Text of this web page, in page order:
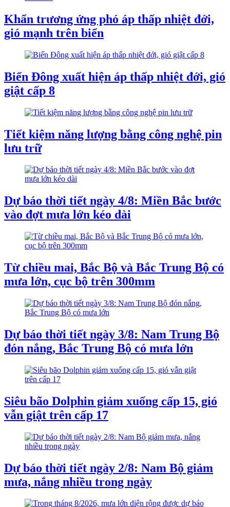
Khẩn trương ứng phó áp thấp nhiệt đới,
gió mạnh trên biển
Biển Đông xuất hiện áp thấp nhiệt đới, gió
giật cấp 8
Tiết kiệm năng lượng bằng công nghệ pin
lưu trữ
Dự báo thời tiết ngày 4/8: Miền Bắc bước
vào đợt mưa lớn kéo dài
Từ chiều mai, Bắc Bộ và Bắc Trung Bộ có
mưa lớn, cục bộ trên 300mm
Dự báo thời tiết ngày 3/8: Nam Trung Bộ
đón nắng, Bắc Trung Bộ có mưa lớn
Siêu bão Dolphin giảm xuống cấp 15, gió
vẫn giật trên cấp 17
Dự báo thời tiết ngày 2/8: Nam Bộ giảm
mưa, nắng nhiều trong ngày